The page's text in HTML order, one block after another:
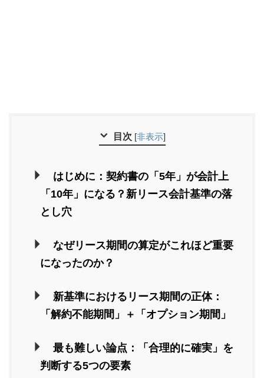
目次 [非表示]
はじめに：契約書の「5年」が会計上
「10年」になる？新リース会計基準の落
とし穴
なぜリース期間の算定がこれほど重要
になったのか？
新基準におけるリース期間の正体：
「解約不能期間」＋「オプション期間」
最も難しい論点：「合理的に確実」を
判断する5つの要素